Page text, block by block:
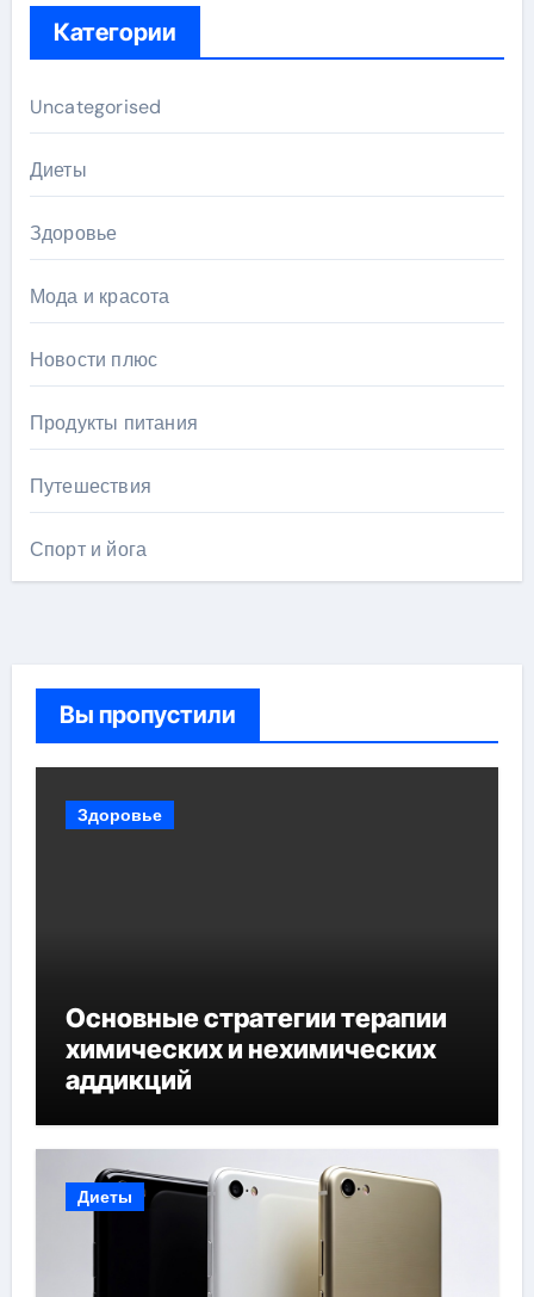
Категории
Uncategorised
Диеты
Здоровье
Мода и красота
Новости плюс
Продукты питания
Путешествия
Спорт и йога
Вы пропустили
Здоровье
Основные стратегии терапии
химических и нехимических
аддикций
Диеты